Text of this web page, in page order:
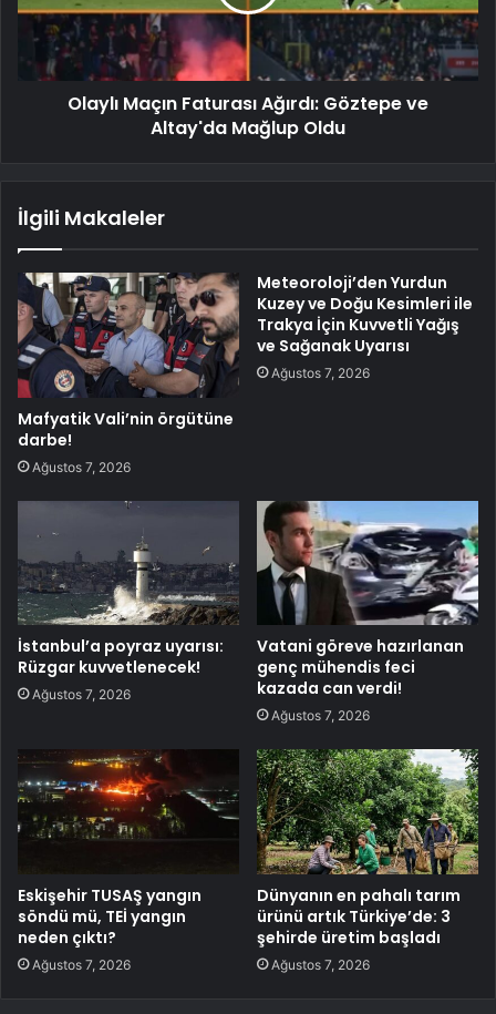
Olaylı Maçın Faturası Ağırdı: Göztepe ve
Altay'da Mağlup Oldu
İlgili Makaleler
Mafyatik Vali’nin örgütüne
darbe!
Ağustos 7, 2026
Meteoroloji’den Yurdun
Kuzey ve Doğu Kesimleri ile
Trakya İçin Kuvvetli Yağış
ve Sağanak Uyarısı
Ağustos 7, 2026
İstanbul’a poyraz uyarısı:
Rüzgar kuvvetlenecek!
Ağustos 7, 2026
Vatani göreve hazırlanan
genç mühendis feci
kazada can verdi!
Ağustos 7, 2026
Eskişehir TUSAŞ yangın
söndü mü, TEİ yangın
neden çıktı?
Ağustos 7, 2026
Dünyanın en pahalı tarım
ürünü artık Türkiye’de: 3
şehirde üretim başladı
Ağustos 7, 2026